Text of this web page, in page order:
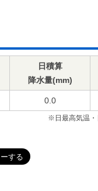
日積算
降水量(mm)
0.0
※日最高気温・